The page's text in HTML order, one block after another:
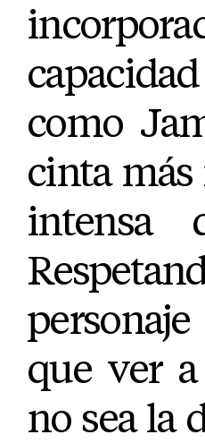
como
cinta más
intensa
que ver
no sea la